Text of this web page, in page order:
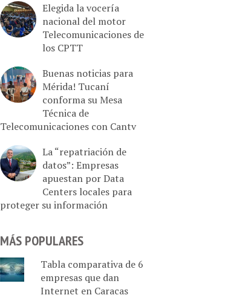
Elegida la vocería
nacional del motor
Telecomunicaciones de
los CPTT
Buenas noticias para
Mérida! Tucaní
conforma su Mesa
Técnica de
Telecomunicaciones con Cantv
La “repatriación de
datos”: Empresas
apuestan por Data
Centers locales para
proteger su información
MÁS POPULARES
Tabla comparativa de 6
empresas que dan
Internet en Caracas